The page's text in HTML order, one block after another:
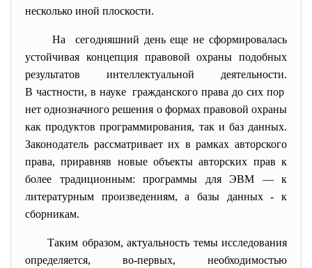
несколько иной плоскости.
На сегодняшний день еще не сформировалась
устойчивая концепция правовой охраны подобных
результатов интеллектуальной деятельности.
В частности, в науке гражданского права до сих пор
нет однозначного решения о формах правовой охраны
как продуктов программирования, так и баз данных.
Законодатель рассматривает их в рамках авторского
права, приравняв новые объекты авторских прав к
более традиционным: программы для ЭВМ — к
литературным произведениям, а базы данных - к
сборникам.
Таким образом, актуальность темы исследования
определяется, во-первых, необходимостью